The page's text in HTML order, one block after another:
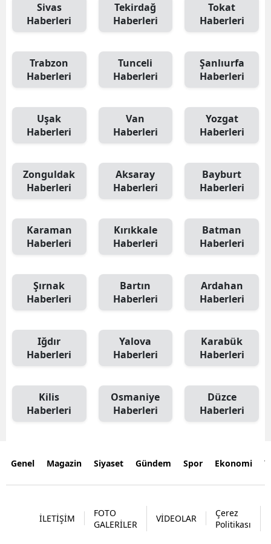
Sivas
Haberleri
Tekirdağ
Haberleri
Tokat
Haberleri
Trabzon
Haberleri
Tunceli
Haberleri
Şanlıurfa
Haberleri
Uşak
Haberleri
Van
Haberleri
Yozgat
Haberleri
Zonguldak
Haberleri
Aksaray
Haberleri
Bayburt
Haberleri
Karaman
Haberleri
Kırıkkale
Haberleri
Batman
Haberleri
Şırnak
Haberleri
Bartın
Haberleri
Ardahan
Haberleri
Iğdır
Haberleri
Yalova
Haberleri
Karabük
Haberleri
Kilis
Haberleri
Osmaniye
Haberleri
Düzce
Haberleri
Genel Magazin Siyaset Gündem Spor Ekonomi
İLETİŞİM
FOTO
GALERİLER
VİDEOLAR
Çerez
Politikası